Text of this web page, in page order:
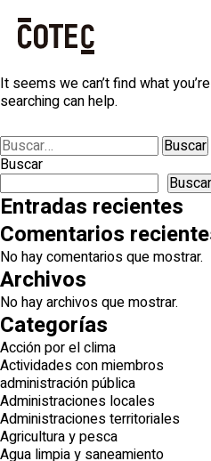
SkipNothing Found
It seems we can’t find what
searching can help.
Buscar:
Buscar
Buscar
Entradas recientes
Comentarios
No hay comentarios que mostrar.
Archivos
No hay archivos que mostrar.
Categorías
Acción por el clima
Actividades con miembros
administración pública
Administraciones locales
Administraciones territoriales
Agricultura y pesca
Agua limpia y saneamiento